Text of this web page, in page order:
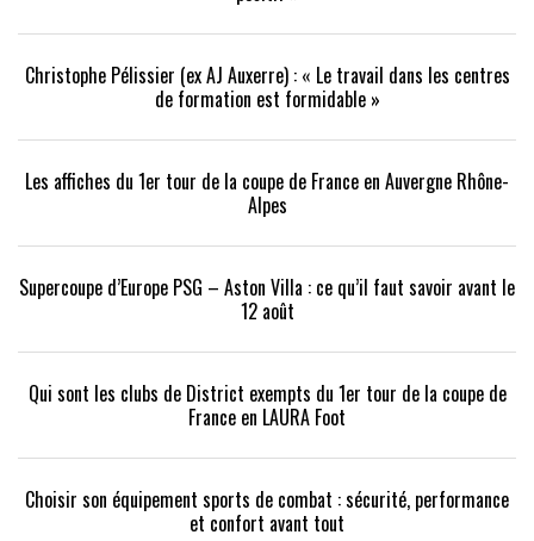
Christophe Pélissier (ex AJ Auxerre) : « Le travail dans les centres
de formation est formidable »
Les affiches du 1er tour de la coupe de France en Auvergne Rhône-
Alpes
Supercoupe d’Europe PSG – Aston Villa : ce qu’il faut savoir avant le
12 août
Qui sont les clubs de District exempts du 1er tour de la coupe de
France en LAURA Foot
Choisir son équipement sports de combat : sécurité, performance
et confort avant tout